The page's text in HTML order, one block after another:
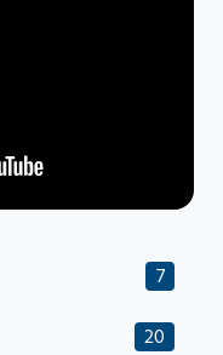
7
20